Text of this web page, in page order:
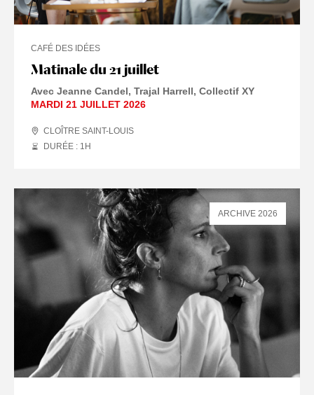
Matinale du 21 juillet
CAFÉ DES IDÉES
Avec Jeanne Candel, Trajal Harrell, Collectif XY
MARDI 21 JUILLET 2026
CLOÎTRE SAINT-LOUIS
DURÉE : 1 H
ARCHIVE 2026